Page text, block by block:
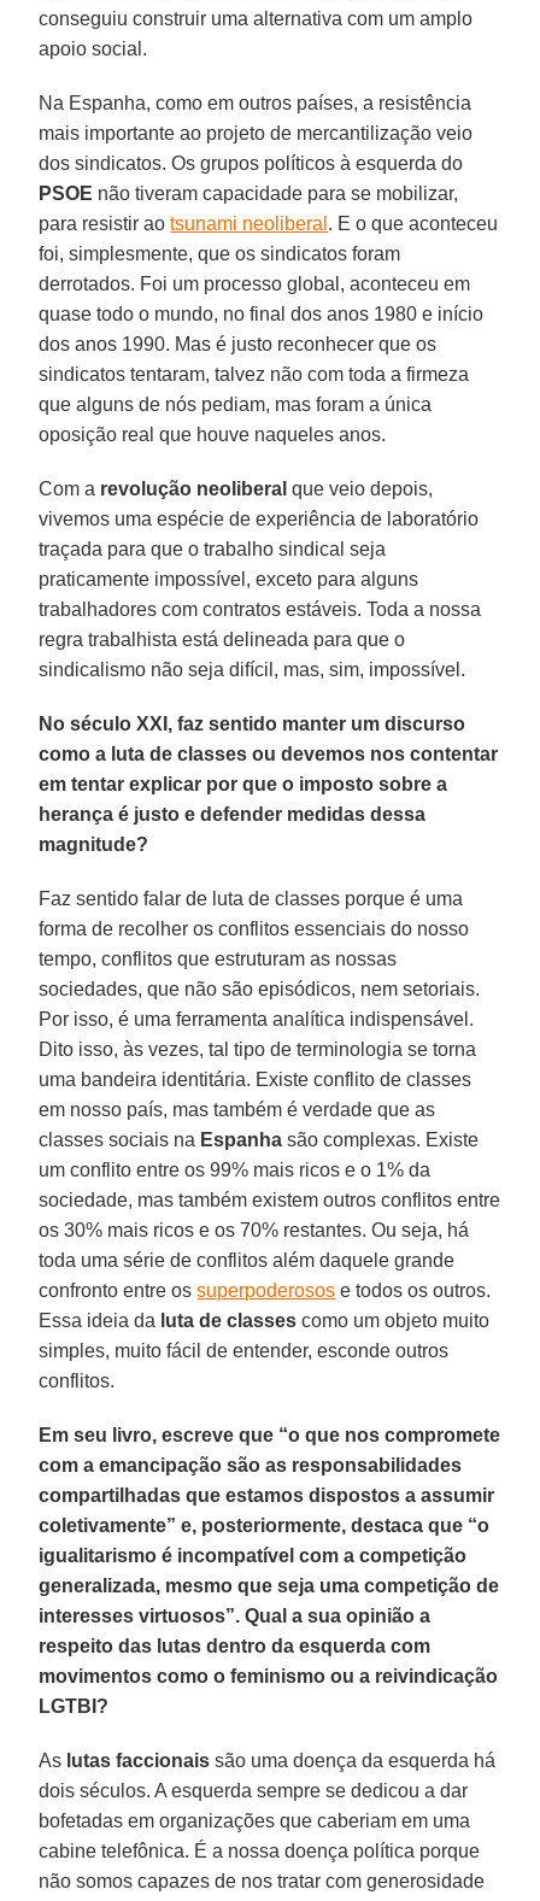
conseguiu construir uma alternativa com um amplo
apoio social.
Na Espanha, como em outros países, a resistência
mais importante ao projeto de mercantilização veio
dos sindicatos. Os grupos políticos à esquerda do
PSOE não tiveram capacidade para se mobilizar,
para resistir aotsunami neoliberal . E o que aconteceu
foi, simplesmente, que os sindicatos foram
derrotados. Foi um processo global, aconteceu em
quase todo o mundo, no final dos anos 1980 e início
dos anos 1990. Mas é justo reconhecer que os
sindicatos tentaram, talvez não com toda a firmeza
que alguns de nós pediam, mas foram a única
oposição real que houve naqueles anos.
Com a revolução neoliberal que veio depois,
vivemos uma espécie de experiência de laboratório
traçada para que o trabalho sindical seja
praticamente impossível, exceto para alguns
trabalhadores com contratos estáveis. Toda a nossa
regra trabalhista está delineada para que o
sindicalismo não seja difícil, mas, sim, impossível.
No século XXI, faz sentido manter um discurso
como a luta de classes ou devemos nos contentar
em tentar explicar por que o imposto sobre a
herança é justo e defender medidas dessa
magnitude?
Faz sentido falar de luta de classes porque é uma
forma de recolher os conflitos essenciais do nosso
tempo, conflitos que estruturam as nossas
sociedades, que não são episódicos, nem setoriais.
Por isso, é uma ferramenta analítica indispensável.
Dito isso, às vezes, tal tipo de terminologia se torna
uma bandeira identitária. Existe conflito de classes
em nosso país, mas também é verdade que as
classes sociais na Espanha são complexas. Existe
um conflito entre os 99% mais ricos e o 1% da
sociedade, mas também existem outros conflitos entre
os 30% mais ricos e os 70% restantes. Ou seja, há
toda uma série de conflitos além daquele grande
confronto entre ossuperpoderosos e todos os outros.
Essa ideia da luta de classes como um objeto muito
simples, muito fácil de entender, esconde outros
conflitos.
Em seu livro, escreve que “o que nos compromete
com a emancipação são as responsabilidades
compartilhadas que estamos dispostos a assumir
coletivamente” e, posteriormente, destaca que “o
igualitarismo é incompatível com a competição
generalizada, mesmo que seja uma competição de
interesses virtuosos”. Qual a sua opinião a
respeito das lutas dentro da esquerda com
movimentos como o feminismo ou a reivindicação
LGTBI?
As lutas faccionais são uma doença da esquerda há
dois séculos. A esquerda sempre se dedicou a dar
bofetadas em organizações que caberiam em uma
cabine telefônica. É a nossa doença política porque
não somos capazes de nos tratar com generosidade